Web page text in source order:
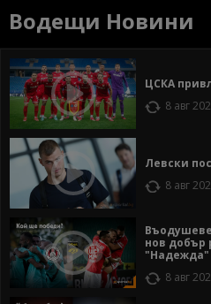
Водещи Новини
ЦСКА
8 авг
Левски
8 авг
нов добър
"Надежда"
8 авг